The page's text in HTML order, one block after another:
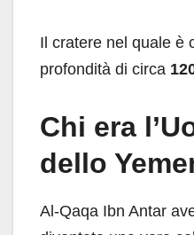
Il cratere nel quale è
profondità di circa
Chi era
dello
Al-Qaqa Ibn Antar